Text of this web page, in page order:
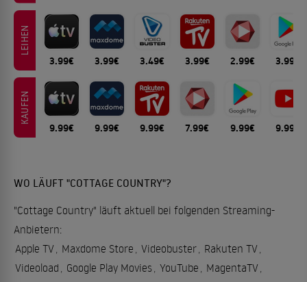
LEIHEN
3.99€ 3.99€ 3.49€ 3.99€ 2.99€ 3.99€
KAUFEN
9.99€ 9.99€ 9.99€ 7.99€ 9.99€ 9.99€
WO LÄUFT "COTTAGE COUNTRY"?
"Cottage Country" läuft aktuell bei folgenden Streaming-
Anbietern:
Apple TV Maxdome Store Videobuster Rakuten TV
Videoload
Google Play Movies YouTube MagentaTV